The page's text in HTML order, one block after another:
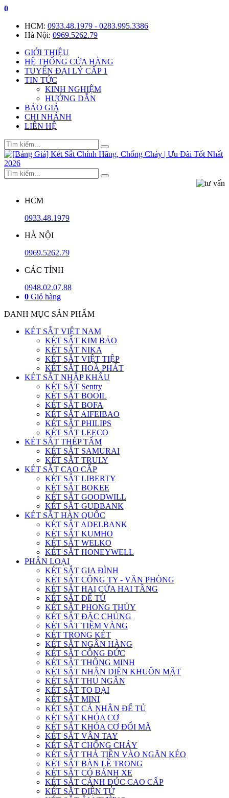
0
HCM: 0933.48.1979 - 0283.995.3386
Hà Nội: 0969.5262.79
GIỚI THIỆU
HỆ THỐNG CỬA HÀNG
TUYỂN ĐẠI LÝ CẤP 1
TIN TỨC
KINH NGHIỆM
HƯỚNG DẪN
BÁO GIÁ
CHI NHÁNH
LIÊN HỆ
HCM
0933.48.1979
HÀ NỘI
0969.5262.79
CÁC TỈNH
0948.02.07.88
0 Giỏ hàng
DANH MỤC SẢN PHẨM
KÉT SẮT VIỆT NAM
KÉT SẮT KIM BẢO
KÉT SẮT NIKA
KÉT SẮT VIỆT TIỆP
KÉT SẮT HOÀ PHÁT
KÉT SẮT NHẬP KHẨU
KÉT SẮT Sentry
KÉT SẮT BOOIL
KÉT SẮT BOFA
KÉT SẮT AIFEIBAO
KÉT SẮT PHILIPS
KÉT SẮT LEECO
KÉT SẮT THÉP TẤM
KÉT SẮT SAMURAI
KÉT SẮT TRULY
KÉT SẮT CAO CẤP
KÉT SẮT LIBERTY
KÉT SẮT BOKEE
KÉT SẮT GOODWILL
KÉT SẮT GUDBANK
KÉT SẮT HÀN QUỐC
KÉT SẮT ADELBANK
KÉT SẮT KUMHO
KÉT SẮT WELKO
KÉT SẮT HONEYWELL
PHÂN LOẠI
KÉT SẮT GIA ĐÌNH
KÉT SẮT CÔNG TY - VĂN PHÒNG
KÉT SẮT HAI CỬA HAI TẦNG
KÉT SẮT ĐỂ TỦ
KÉT SẮT PHONG THỦY
KÉT SẮT ĐẶC CHỦNG
KÉT SẮT TIỆM VÀNG
KÉT TRONG KÉT
KÉT SẮT NGÂN HÀNG
KÉT SẮT CÔNG ĐỨC
KÉT SẮT THÔNG MINH
KÉT SẮT NHẬN DIỆN KHUÔN MẶT
KÉT SẮT THU NGÂN
KÉT SẮT TO ĐẠI
KÉT SẮT MINI
KÉT SẮT CÁ NHÂN ĐỂ TỦ
KÉT SẮT KHÓA CƠ
KÉT SẮT KHÓA CƠ ĐỔI MÃ
KÉT SẮT VÂN TAY
KÉT SẮT CHỐNG CHÁY
KÉT SẮT THẢ TIỀN VÀO NGĂN KÉO
KÉT SẮT BÀN LỀ TRONG
KÉT SẮT CÓ BÁNH XE
KÉT SẮT CÁNH ĐÚC CAO CẤP
KÉT SẮT ĐIỆN TỬ